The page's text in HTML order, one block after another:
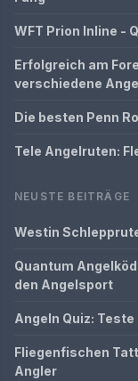
WFT Prion Inline -
Erfolgreich am
verschiedene
Die besten Penn
Tele Angelruten:
NEUSTE BEITRÄGE
Westin
Quantum
den Angelsport
Angeln Quiz:
Fliegenfischen
Angler